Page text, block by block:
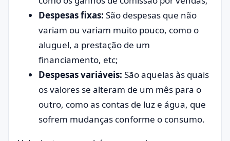
Despesas fixas: São despesas que não
variam ou variam muito pouco, como o
aluguel, a prestação de um
financiamento, etc;
Despesas variáveis: São aquelas às quais
os valores se alteram de um mês para o
outro, como as contas de luz e água, que
sofrem mudanças conforme o consumo.